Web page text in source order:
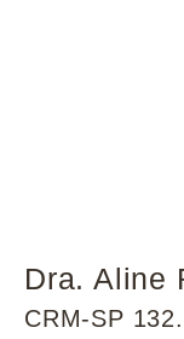
Dra. Aline
CRM-SP